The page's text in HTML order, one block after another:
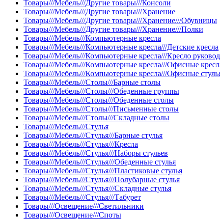
Товары///Мебель///Другие товары///Консоли
Товары///Мебель///Другие товары///Хранение
Товары///Мебель///Другие товары///Хранение///Обувницы
Товары///Мебель///Другие товары///Хранение///Полки
Товары///Мебель///Компьютерные кресла
Товары///Мебель///Компьютерные кресла///Детские кресла
Товары///Мебель///Компьютерные кресла///Кресло
Товары///Мебель///Компьютерные кресла///Офисные
Товары///Мебель///Компьютерные кресла///Офисные
Товары///Мебель///Столы///Барные столы
Товары///Мебель///Столы///Обеденные группы
Товары///Мебель///Столы///Обеденные столы
Товары///Мебель///Столы///Письменные столы
Товары///Мебель///Столы///Складные столы
Товары///Мебель///Стулья
Товары///Мебель///Стулья///Барные стулья
Товары///Мебель///Стулья///Кресла
Товары///Мебель///Стулья///Наборы стульев
Товары///Мебель///Стулья///Обеденные стулья
Товары///Мебель///Стулья///Пластиковые стулья
Товары///Мебель///Стулья///Полубарные стулья
Товары///Мебель///Стулья///Складные стулья
Товары///Мебель///Стулья///Табурет
Товары///Освещение///Светильники
Товары///Освещение///Споты